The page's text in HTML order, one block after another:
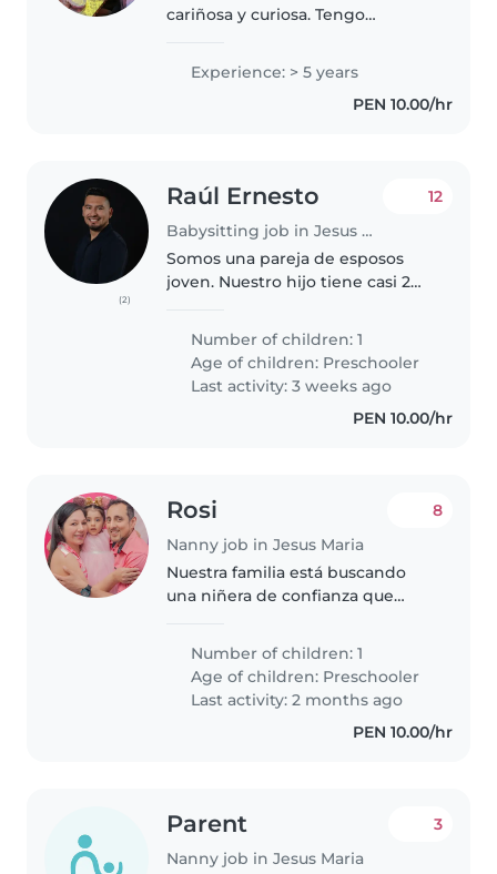
cariñosa y curiosa. Tengo
neurodivergentes en nivel inicial
y primaria. Me encanta leer,
enseñar idiomas, tocar música y
Experience: > 5 years
PEN 10.00/hr
(2)
Raúl Ernesto
Babysitting job in Jesus Maria
12
Somos una pareja de esposos
joven. Nuestro hijo tiene casi 2
energía, le gusta estar
entretenido pintando o jugando
con sus libros. Estamos
interesados en..
Number of children: 1
Age of children: Preschooler
Last activity: 3 weeks ago
PEN 10.00/hr
Rosi
Nanny job in Jesus Maria
8
Nuestra familia está buscando
una niñera de confianza que
años. Ambos padres trabajamos
y necesito que lleve en la
movilidad a mi pequeña tanto
de..
Number of children: 1
Age of children: Preschooler
Last activity: 2 months ago
PEN 10.00/hr
Parent
Nanny job in Jesus Maria
3